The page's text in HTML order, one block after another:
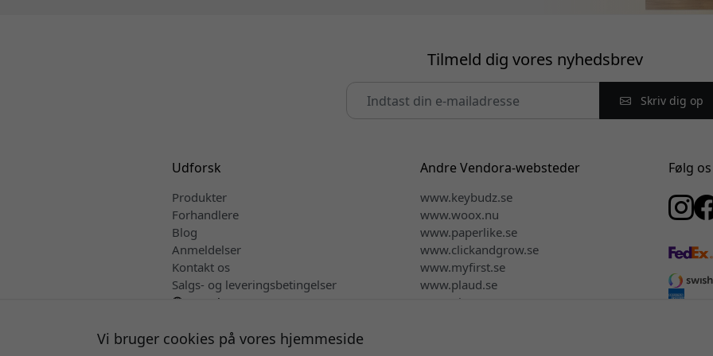
Tilmeld dig vores nyhedsbrev
Skriv dig op
Udforsk
Produkter
Forhandlere
Blog
Anmeldelser
Kontakt os
Salgs- og leveringsbetingelser
Dansk
Andre Vendora-websteder
www.keybudz.se
www.woox.nu
www.paperlike.se
www.clickandgrow.se
www.myfirst.se
www.plaud.se
www.pipetto.se
Følg
Vi bruger cookies på vores hjemmeside